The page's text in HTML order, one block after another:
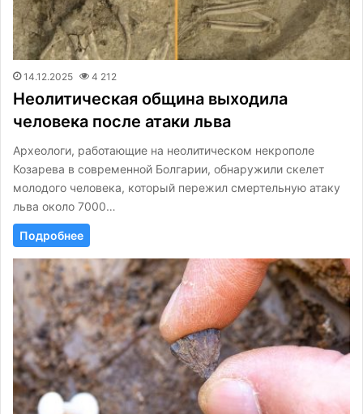
14.12.2025 4 212
Неолитическая община выходила
человека после атаки льва
Археологи, работающие на неолитическом некрополе
Козарева в современной Болгарии, обнаружили скелет
молодого человека, который пережил смертельную атаку
льва около 7000…
Подробнее